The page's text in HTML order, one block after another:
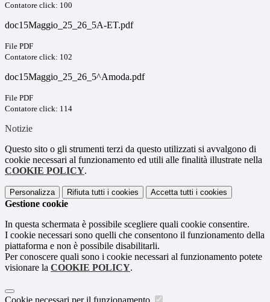
Contatore click: 100
doc15Maggio_25_26_5A-ET.pdf
File PDF
Contatore click: 102
doc15Maggio_25_26_5^Amoda.pdf
File PDF
Contatore click: 114
Notizie
Questo sito o gli strumenti terzi da questo utilizzati si avvalgono di
cookie necessari al funzionamento ed utili alle finalità illustrate nella
COOKIE POLICY.
Personalizza Rifiuta tutti i cookies Accetta tutti i cookies
Gestione cookie
In questa schermata è possibile scegliere quali cookie consentire.
I cookie necessari sono quelli che consentono il funzionamento della
piattaforma e non è possibile disabilitarli.
Per conoscere quali sono i cookie necessari al funzionamento potete
visionare la COOKIE POLICY.
Cookie necessari per il funzionamento